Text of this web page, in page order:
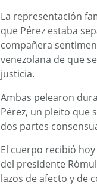
La representación
que Pérez estaba
compañera
venezolana de que
justicia.
Ambas pelearon
Pérez, un pleito que
dos partes
El cuerpo recibió
del presidente
lazos de afecto y de